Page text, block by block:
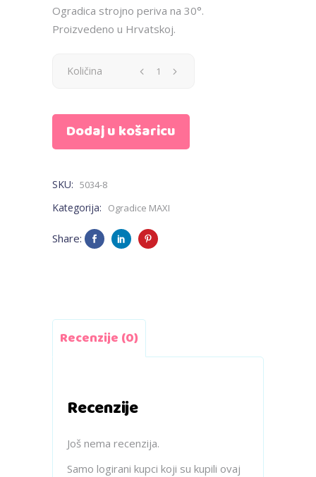
Ogradica strojno periva na 30°.
Proizvedeno u Hrvatskoj.
Ogradica
-
Količina
Dodaj u košaricu
SKU: 5034-8
Kategorija: Ogradice MAXI
Share:
Recenzije (0)
Recenzije
Još nema recenzija.
Samo logirani kupci koji su kupili ovaj